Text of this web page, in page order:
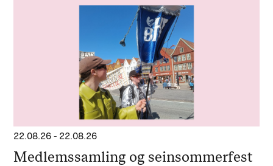
22.08.26 - 22.08.26
Medlemssamling og seinsommerfest